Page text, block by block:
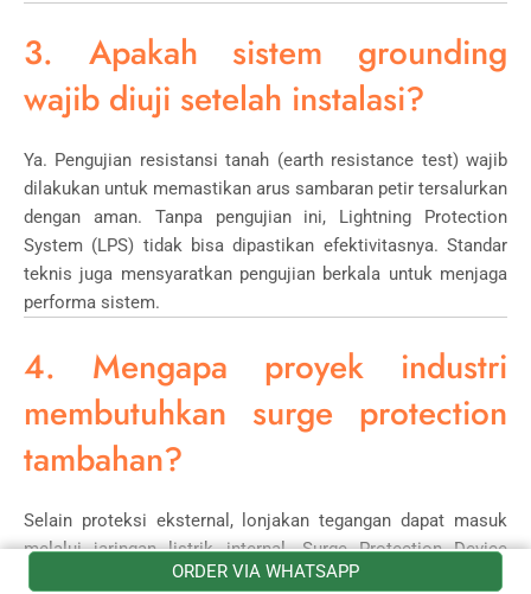
3. Apakah sistem grounding
wajib diuji setelah instalasi?
Ya. Pengujian resistansi tanah (earth resistance test) wajib
dilakukan untuk memastikan arus sambaran petir tersalurkan
dengan aman. Tanpa pengujian ini, Lightning Protection
System (LPS) tidak bisa dipastikan efektivitasnya. Standar
teknis juga mensyaratkan pengujian berkala untuk menjaga
performa sistem.
4. Mengapa proyek industri
membutuhkan surge protection
tambahan?
Selain proteksi eksternal, lonjakan tegangan dapat masuk
melalui jaringan listrik internal. Surge Protection Device
(SPD) melindungi panel, mesin produksi, dan perangkat
ORDER VIA WHATSAPP